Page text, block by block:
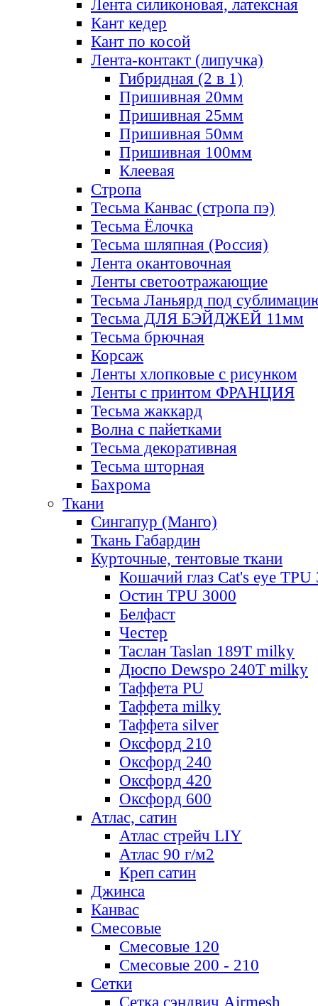
Лента силиконовая, латексная
Кант кедер
Кант по косой
Лента-контакт (липучка)
Гибридная (2 в 1)
Пришивная 20мм
Пришивная 25мм
Пришивная 50мм
Пришивная 100мм
Клеевая
Стропа
Тесьма Канвас (стропа пэ)
Тесьма Ёлочка
Тесьма шляпная (Россия)
Лента окантовочная
Ленты светоотражающие
Тесьма Ланьярд под
Тесьма ДЛЯ БЭЙДЖЕЙ 11мм
Тесьма брючная
Корсаж
Ленты хлопковые с рисунком
Ленты с принтом ФРАНЦИЯ
Тесьма жаккард
Волна с пайетками
Тесьма декоративная
Тесьма шторная
Бахрома
Ткани
Сингапур (Манго)
Ткань Габардин
Курточные, тентовые ткани
Кошачий глаз Cat's eye TPU
Остин TPU 3000
Белфаст
Честер
Таслан Taslan 189T milky
Дюспо Dewspo 240T milky
Таффета PU
Таффета milky
Таффета silver
Оксфорд 210
Оксфорд 240
Оксфорд 420
Оксфорд 600
Атлас, сатин
Атлас стрейч LIY
Атлас 90 г/м2
Креп сатин
Джинса
Канвас
Смесовые
Смесовые 120
Смесовые 200 - 210
Сетки
Сетка сэндвич Airmesh